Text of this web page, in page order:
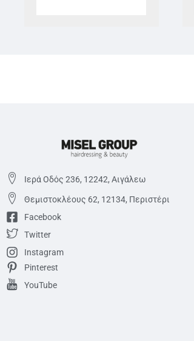
Ιερά Οδός 236, 12242, Αιγάλεω
Θεμιστoκλέους 62, 12134, Περιστέρι
Facebook
Twitter
Instagram
Pinterest
YouTube